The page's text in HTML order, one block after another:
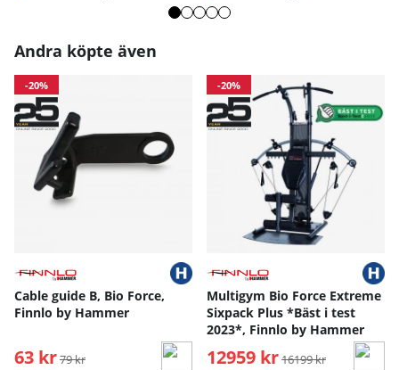
Andra köpte även
-20%
Cable guide B, Bio Force,
Finnlo by Hammer
63 krOrdinarie pris:
79 kr
-20%
Multigym Bio Force Extreme
Sixpack Plus *Bäst i test
2023*, Finnlo by Hammer
12959 kr Ordinarie pris:
16199 kr